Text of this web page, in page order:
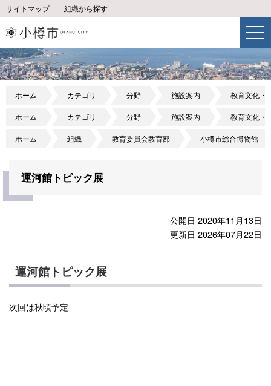
サイトマップ 組織から探す
ホーム カテゴリ 分野 施設案内 教育文化・
ホーム カテゴリ 分野 施設案内 教育文化・
ホーム 組織 教育委員会教育部 小樽市総合博物館
運河館トピック展
公開日 2020年11月13日
更新日 2026年07月22日
運河館トピック展
次回は秋頃予定